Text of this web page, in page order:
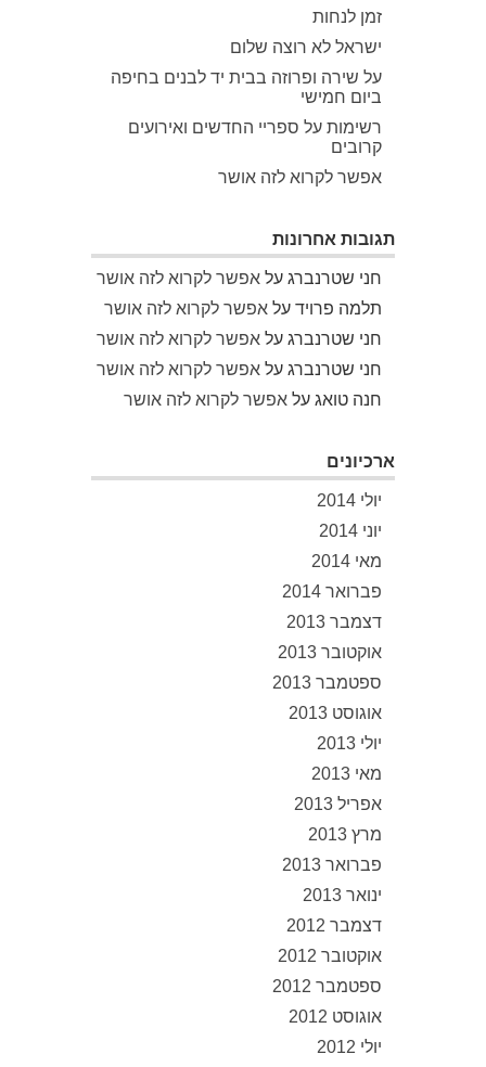
זמן לנחות
ישראל לא רוצה שלום
על שירה ופרוזה בבית יד לבנים בחיפה
ביום חמישי
רשימות על ספריי החדשים ואירועים
קרובים
אפשר לקרוא לזה אושר
תגובות אחרונות
חני שטרנברג על אפשר לקרוא לזה אושר
תלמה פרויד על אפשר לקרוא לזה אושר
חני שטרנברג על אפשר לקרוא לזה אושר
חני שטרנברג על אפשר לקרוא לזה אושר
חנה טואג על אפשר לקרוא לזה אושר
ארכיונים
יולי 2014
יוני 2014
מאי 2014
פברואר 2014
דצמבר 2013
אוקטובר 2013
ספטמבר 2013
אוגוסט 2013
יולי 2013
מאי 2013
אפריל 2013
מרץ 2013
פברואר 2013
ינואר 2013
דצמבר 2012
אוקטובר 2012
ספטמבר 2012
אוגוסט 2012
יולי 2012